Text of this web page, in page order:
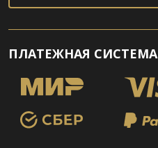
ПЛАТЕЖНАЯ СИСТЕМА